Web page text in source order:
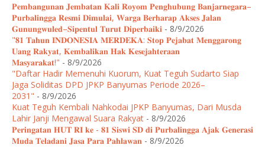
𝐏𝐞𝐦𝐛𝐚𝐧𝐠𝐮𝐧𝐚𝐧 𝐉𝐞𝐦𝐛𝐚𝐭𝐚𝐧 𝐊𝐚𝐥𝐢 𝐑𝐨𝐲𝐨𝐦 𝐏𝐞𝐧𝐠𝐡𝐮𝐛𝐮𝐧𝐠 𝐁𝐚𝐧𝐣𝐚𝐫𝐧𝐞𝐠𝐚𝐫𝐚–
𝐏𝐮𝐫𝐛𝐚𝐥𝐢𝐧𝐠𝐠𝐚 𝐑𝐞𝐬𝐦𝐢 𝐃𝐢𝐦𝐮𝐥𝐚𝐢, 𝐖𝐚𝐫𝐠𝐚 𝐁𝐞𝐫𝐡𝐚𝐫𝐚𝐩 𝐀𝐤𝐬𝐞𝐬 𝐉𝐚𝐥𝐚𝐧
𝐆𝐮𝐧𝐮𝐧𝐠𝐰𝐮𝐥𝐞𝐝–𝐒𝐢𝐩𝐞𝐧𝐭𝐮𝐥 𝐓𝐮𝐫𝐮𝐭 𝐃𝐢𝐩𝐞𝐫𝐛𝐚𝐢𝐤𝐢 - 8/9/2026
"𝟖𝟏 𝐓𝐚𝐡𝐮𝐧 𝐈𝐍𝐃𝐎𝐍𝐄𝐒𝐈𝐀 𝐌𝐄𝐑𝐃𝐄𝐊𝐀: 𝐒𝐭𝐨𝐩 𝐏𝐞𝐣𝐚𝐛𝐚𝐭 𝐌𝐞𝐧𝐠𝐠𝐚𝐫𝐨𝐧𝐠
𝐔𝐚𝐧𝐠 𝐑𝐚𝐤𝐲𝐚𝐭, 𝐊𝐞𝐦𝐛𝐚𝐥𝐢𝐤𝐚𝐧 𝐇𝐚𝐤 𝐊𝐞𝐬𝐞𝐣𝐚𝐡𝐭𝐞𝐫𝐚𝐚𝐧
𝐌𝐚𝐬𝐲𝐚𝐫𝐚𝐤𝐚𝐭!" - 8/9/2026
"Daftar Hadir Memenuhi Kuorum, Kuat Teguh Sudarto Siap
Jaga Soliditas DPD JPKP Banyumas Periode 2026–
2031" - 8/9/2026
Kuat Teguh Kembali Nahkodai JPKP Banyumas, Dari Musda
Lahir Janji Mengawal Suara Rakyat - 8/9/2026
𝐏𝐞𝐫𝐢𝐧𝐠𝐚𝐭𝐚𝐧 𝐇𝐔𝐓 𝐑𝐈 𝐤𝐞 - 𝟖𝟏 𝐒𝐢𝐬𝐰𝐢 𝐒𝐃 𝐝𝐢 𝐏𝐮𝐫𝐛𝐚𝐥𝐢𝐧𝐠𝐠𝐚 𝐀𝐣𝐚𝐤 𝐆𝐞𝐧𝐞𝐫𝐚𝐬𝐢
𝐌𝐮𝐝𝐚 𝐓𝐞𝐥𝐚𝐝𝐚𝐧𝐢 𝐉𝐚𝐬𝐚 𝐏𝐚𝐫𝐚 𝐏𝐚𝐡𝐥𝐚𝐰𝐚𝐧 - 8/9/2026